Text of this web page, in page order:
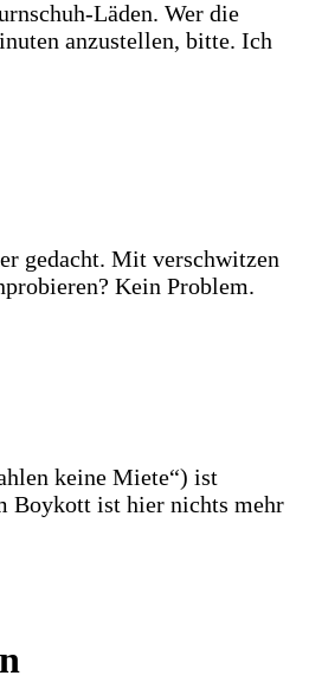
Läden. Wer die
anzustellen, bitte. Ich
gedacht. Mit verschwitzen
Kein Problem.
keine Miete“) ist
Boykott ist hier nichts mehr